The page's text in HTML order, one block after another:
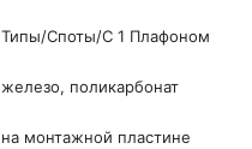
Типы/Споты/С 1 Плафоном
железо, поликарбонат
на монтажной пластине